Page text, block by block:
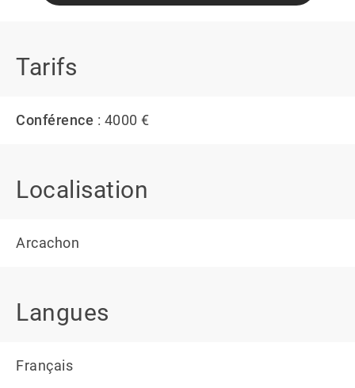
Tarifs
Conférence : 4000 €
Localisation
Arcachon
Langues
Français